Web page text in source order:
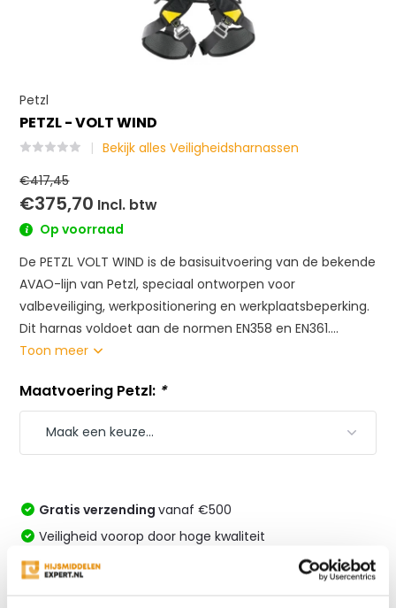
Petzl
PETZL - VOLT WIND
Bekijk alles Veiligheidsharnassen
€417,45
€375,70 Incl. btw
Op voorraad
De PETZL VOLT WIND is de basisuitvoering van de bekende
AVAO-lijn van Petzl, speciaal ontworpen voor
valbeveiliging, werkpositionering en werkplaatsbeperking.
Dit harnas voldoet aan de normen EN358 en EN361....
Toon meer
Maatvoering Petzl: *
Gratis verzendingvanaf €500
Veiligheid voorop door hoge kwaliteit
Snelle levering en de beste prijs!